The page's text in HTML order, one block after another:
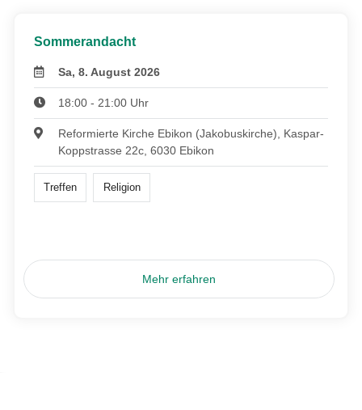
Sommerandacht
Sa, 8. August 2026
18:00 - 21:00 Uhr
Reformierte Kirche Ebikon (Jakobuskirche), Kaspar-
Koppstrasse 22c, 6030 Ebikon
Treffen Religion
Mehr erfahren